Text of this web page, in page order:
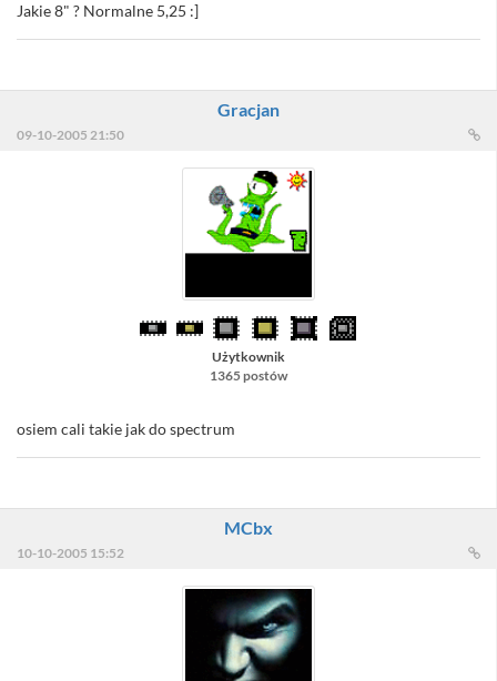
Jakie 8" ? Normalne 5,25 :]
Gracjan
09-10-2005 21:50
Użytkownik
1365 postów
osiem cali takie jak do spectrum
MCbx
10-10-2005 15:52